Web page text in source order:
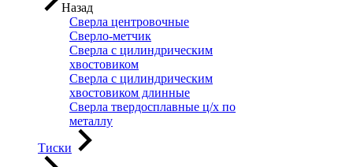
Назад
Сверла центровочные
Сверло-метчик
Сверла с цилиндрическим
хвостовиком
Сверла с цилиндрическим
хвостовиком длинные
Сверла твердосплавные ц/х по
металлу
Тиски